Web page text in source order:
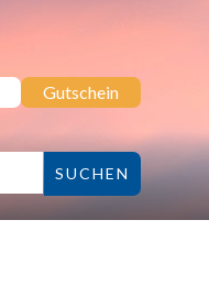
Gutschein